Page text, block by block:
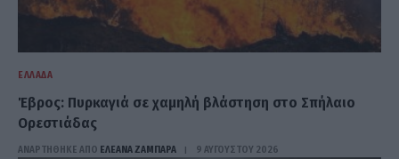
ΕΛΛΆΔΑ
Έβρος: Πυρκαγιά σε χαμηλή βλάστηση στο Σπήλαιο
Ορεστιάδας
ΑΝΑΡΤΗΘΗΚΕ ΑΠΟ ΕΛΕΑΝΑ ΖΑΜΠΑΡΑ 9 ΑΥΓΟΎΣΤΟΥ 2026